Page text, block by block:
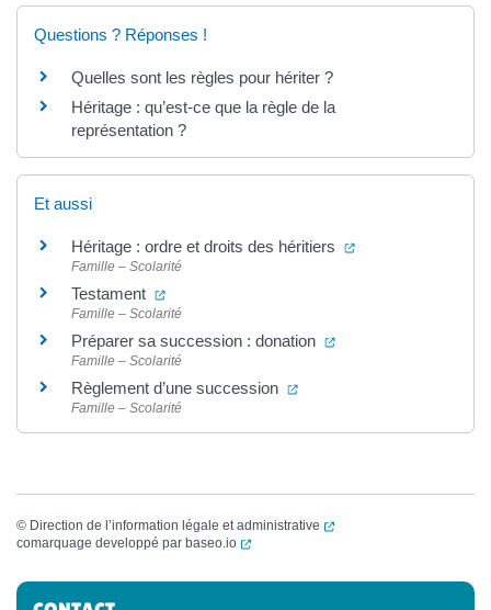
Questions ? Réponses !
Quelles sont les règles pour hériter ?
Héritage : qu’est-ce que la règle de la
représentation ?
Et aussi
Héritage : ordre et droits des héritiers (ouverture dans
Famille – Scolarité
Testament (ouverture dans un nouvel onglet)
Famille – Scolarité
Préparer sa succession : donation (ouverture dans un
Famille – Scolarité
Règlement d’une succession (ouverture dans un nouvel
Famille – Scolarité
© Direction de l’information légale et administrative
(ouverture dans un
comarquage developpé par baseo.io (ouverture dans un nouvel onglet)
Informations complémentaires